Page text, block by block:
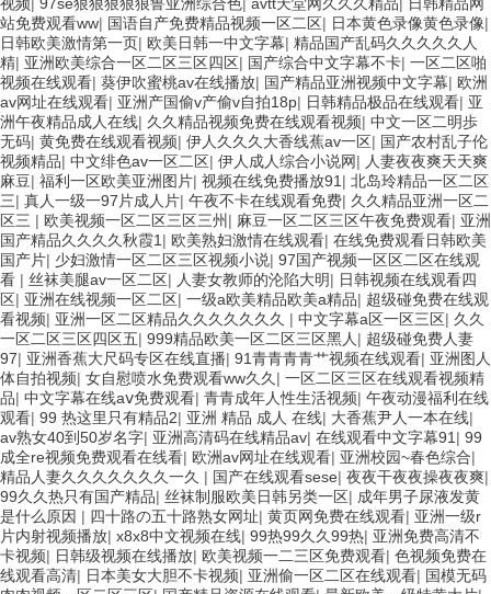
站免费观看ww| 国语自产免费精品视频一区二区| 日本黄色录像黄色录像|
日韩欧美激情第一页| 欧美日韩一中文字幕| 精品国产乱码久久久久久人
精| 亚洲欧美综合一区二区三区四区| 国产综合中文字幕不卡| 一区二区啪
视频在线观看| 葵伊吹蜜桃av在线播放| 国产精品亚洲视频中文字幕| 欧洲
av网址在线观看| 亚洲产国偷v产偷v自拍18p| 日韩精品极品在线观看| 亚
洲午夜精品成人在线| 久久精品视频免费在线观看视频| 中文一区二明歩
无码| 黄免费在线观看视频| 伊人久久久大香线蕉av一区| 国产农村乱子伦
视频精品| 中文绯色av一区二区| 伊人成人综合小说网| 人妻夜夜爽天天爽
麻豆| 福利一区欧美亚洲图片| 视频在线免费播放91 | 北岛玲精品一区二区
三| 真人一级一97片成人片| 午夜不卡在线观看免费| 久久精品亚洲一区二
区三 | 欧美视频一区二区三区三州 | 麻豆一区二区三区午夜免费观看| 亚洲
国产精品久久久久秋霞1 | 欧美熟妇激情在线观看| 在线免费观看日韩欧美
国产片| 少妇激情一区二区三区视频小说| 97国产视频一区区二区在线观
看 | 丝袜美腿av一区二区| 人妻女教师的沦陷大明| 日韩视频在线观看四
区| 亚洲在线视频一区二区| 一级a欧美精品欧美a精品| 超级碰免费在线观
看视频| 亚洲一区二区精品久久久久久久久 | 中文字幕a区一区三区| 久久
一区二区三区四区五| 999精品欧美一区二区三区黑人 | 超级碰免费人妻
97| 亚洲香蕉大尺码专区在线直播| 91青青青青艹视频在线观看| 亚洲图人
体自拍视频| 女自慰喷水免费观看ww久久 | 一区二区三区在线观看视频精
品| 中文字幕在线aⅴ免费观看| 青青成年人性生活视频| 午夜动漫福利在线
观看| 99 热这里只有精品2| 亚洲 精品 成人 在线| 大香蕉尹人一本在线|
av熟女40到50岁名字| 亚洲高清码在线精品av| 在线观看中文字幕91 | 99
成全re视频免费观看在线看| 欧洲av网址在线观看| 亚洲校园~春色综合|
精品人妻久久久久久久久一久 | 国产在线观看sese| 夜夜干夜夜操夜夜爽|
99久久热只有国产精品| 丝袜制服欧美日韩另类一区| 成年男子尿液发黄
是什么原因 | 四十路の五十路熟女网址| 黄页网免费在线观看| 亚洲一级r
片内射视频播放| x8x8中文视频在线| 99热99久久99热| 亚洲免费高清不
卡视频| 日韩级视频在线播放| 欧美视频一二三区免费观看| 色视频免费在
线观看高清| 日本美女大胆不卡视频| 亚洲偷一区二区在线观看| 国模无码